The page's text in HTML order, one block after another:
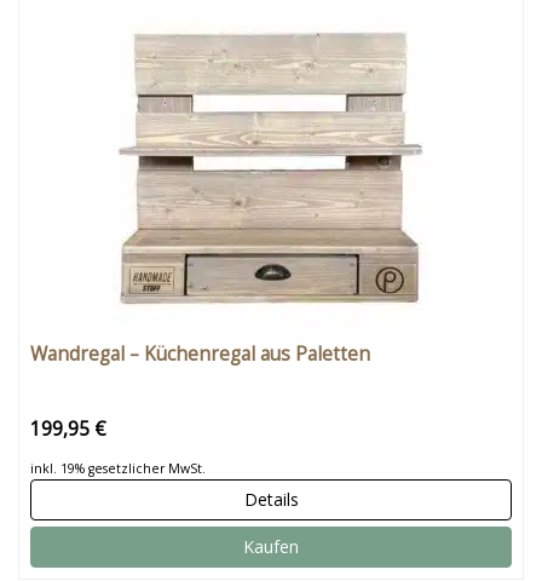
Wandregal – Küchenregal aus Paletten
199,95 €
inkl. 19% gesetzlicher MwSt.
Details
Kaufen